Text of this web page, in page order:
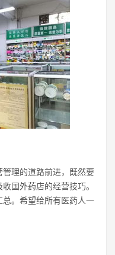
理的道路前进，既然要
国外药店的经营技巧。
。希望给所有医药人一